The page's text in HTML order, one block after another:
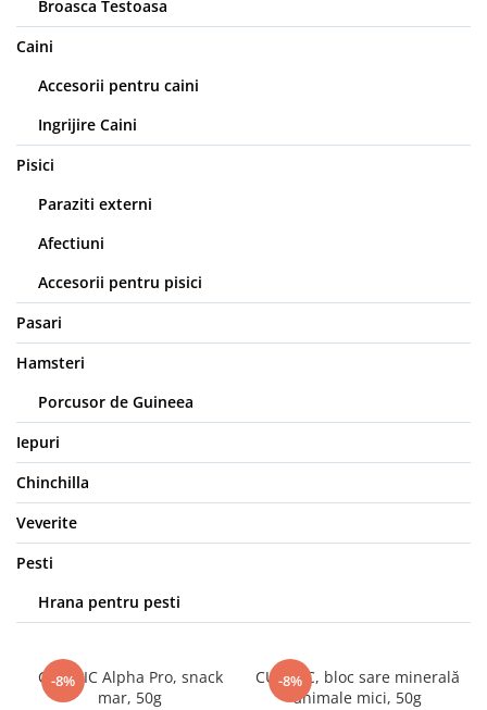
Broasca Testoasa
Caini
Accesorii pentru caini
Ingrijire Caini
Pisici
Paraziti externi
Afectiuni
Accesorii pentru pisici
Pasari
Hamsteri
Porcusor de Guineea
Iepuri
Chinchilla
Veverite
Pesti
Hrana pentru pesti
-8%
CUNIPIC Alpha Pro, snack
mar, 50g
-8%
CUNIPIC, bloc sare minerală
animale mici, 50g